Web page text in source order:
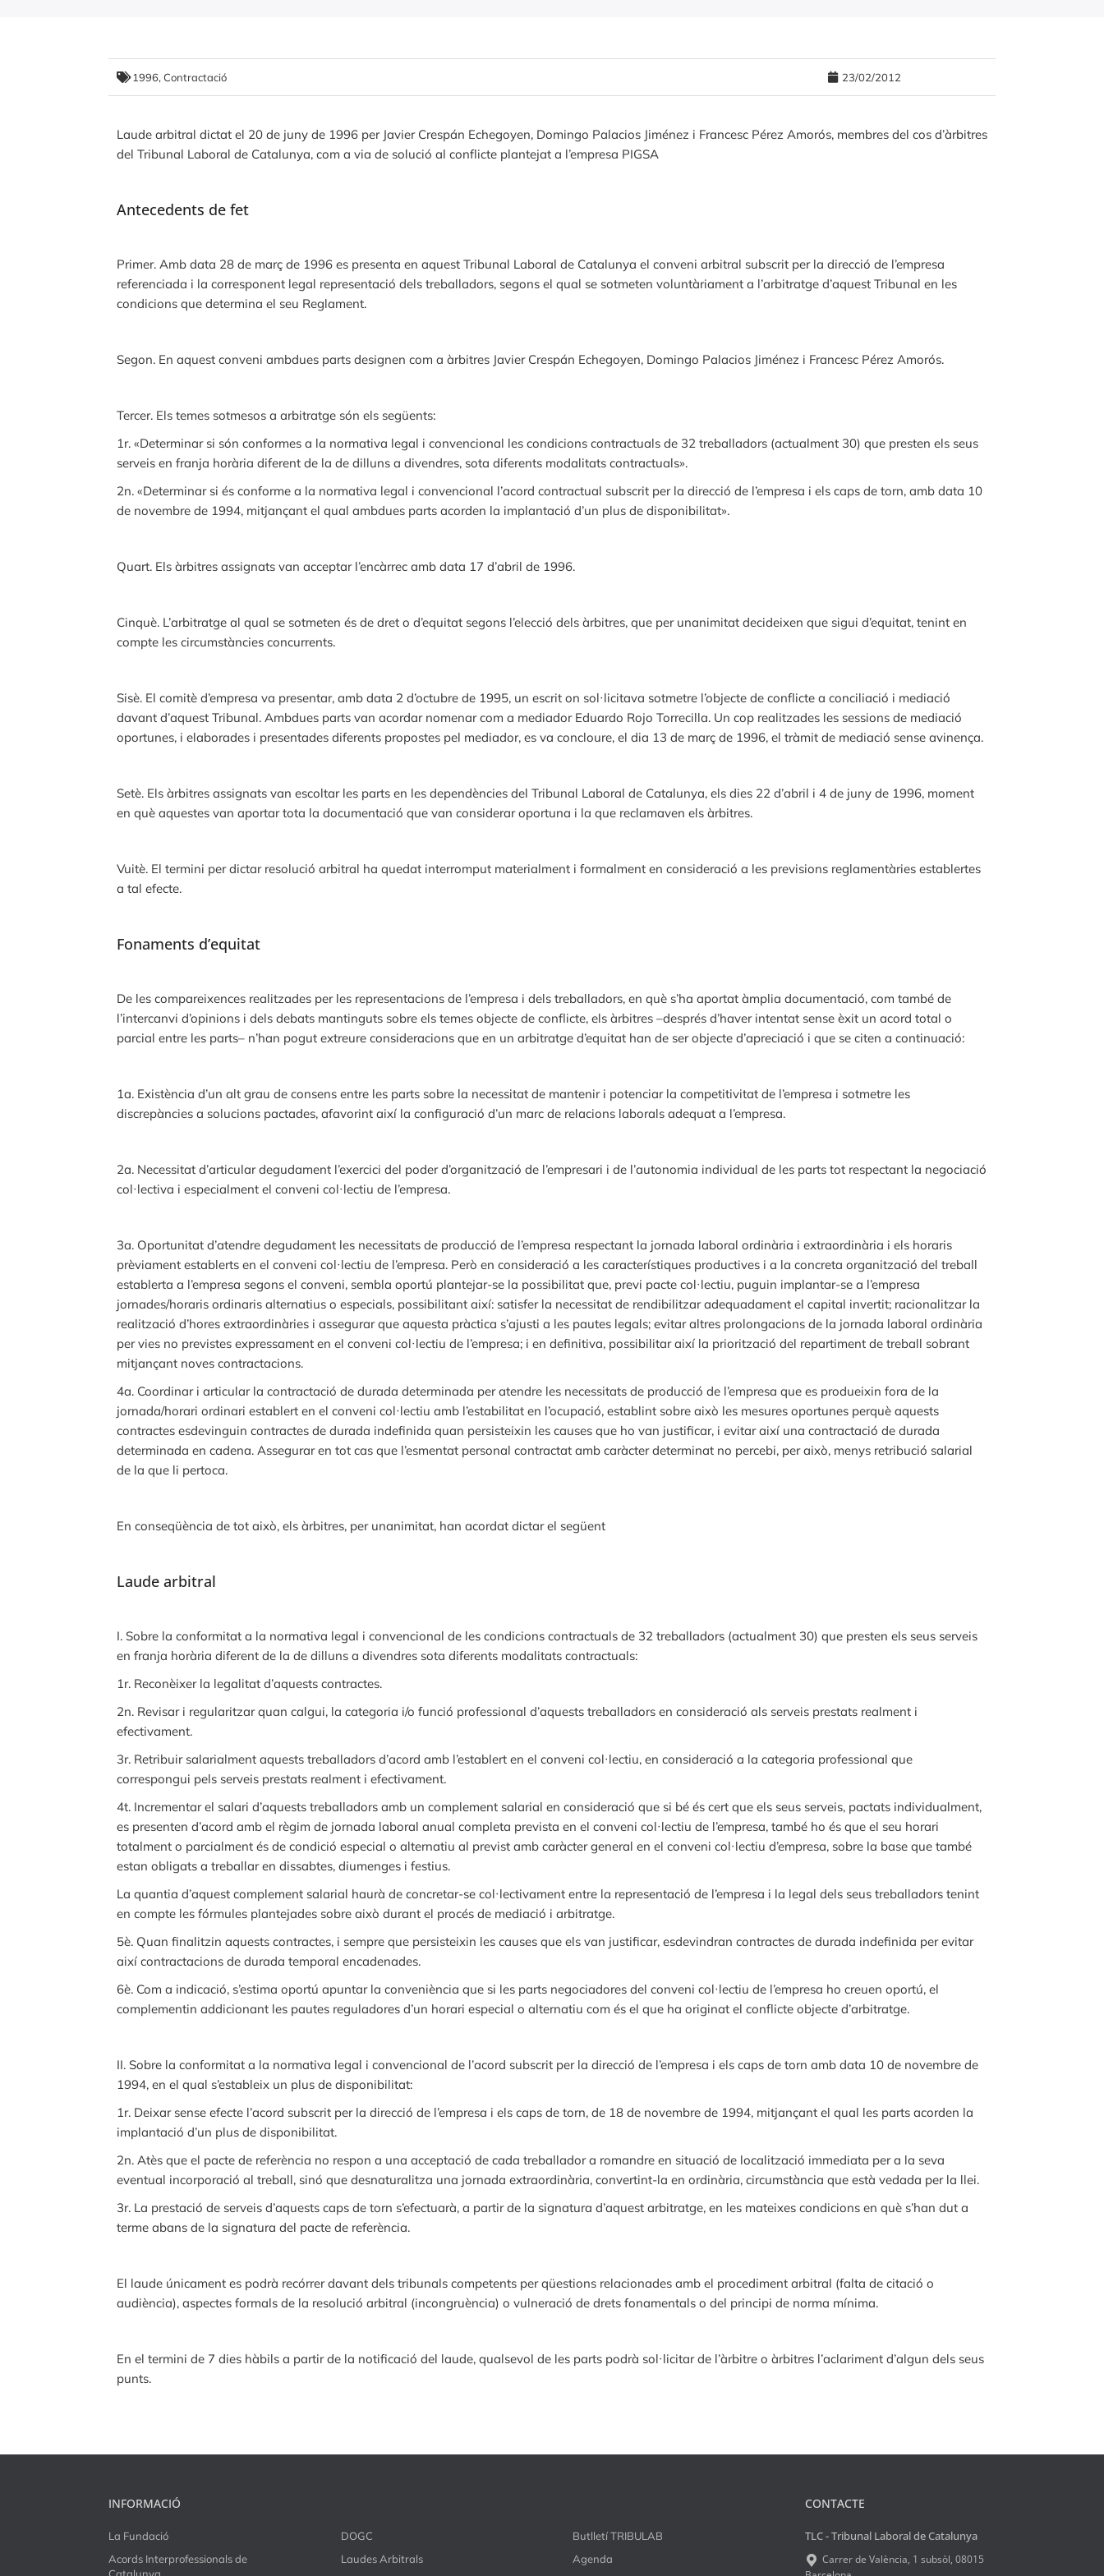
1996, Contractació 23/02/2012
Laude arbitral dictat el 20 de juny de 1996 per Javier Crespán Echegoyen, Domingo Palacios Jiménez i Francesc Pérez Amorós, membres del cos d’àrbitres
del Tribunal Laboral de Catalunya, com a via de solució al conflicte plantejat a l’empresa PIGSA
Antecedents de fet
Primer. Amb data 28 de març de 1996 es presenta en aquest Tribunal Laboral de Catalunya el conveni arbitral subscrit per la direcció de l’empresa
referenciada i la corresponent legal representació dels treballadors, segons el qual se sotmeten voluntàriament a l’arbitratge d’aquest Tribunal en les
condicions que determina el seu Reglament.
Segon. En aquest conveni ambdues parts designen com a àrbitres Javier Crespán Echegoyen, Domingo Palacios Jiménez i Francesc Pérez Amorós.
Tercer. Els temes sotmesos a arbitratge són els següents:
1r. «Determinar si són conformes a la normativa legal i convencional les condicions contractuals de 32 treballadors (actualment 30) que presten els seus
serveis en franja horària diferent de la de dilluns a divendres, sota diferents modalitats contractuals».
2n. «Determinar si és conforme a la normativa legal i convencional l’acord contractual subscrit per la direcció de l’empresa i els caps de torn, amb data 10
de novembre de 1994, mitjançant el qual ambdues parts acorden la implantació d’un plus de disponibilitat».
Quart. Els àrbitres assignats van acceptar l’encàrrec amb data 17 d’abril de 1996.
Cinquè. L’arbitratge al qual se sotmeten és de dret o d’equitat segons l’elecció dels àrbitres, que per unanimitat decideixen que sigui d’equitat, tenint en
compte les circumstàncies concurrents.
Sisè. El comitè d’empresa va presentar, amb data 2 d’octubre de 1995, un escrit on sol·licitava sotmetre l’objecte de conflicte a conciliació i mediació
davant d’aquest Tribunal. Ambdues parts van acordar nomenar com a mediador Eduardo Rojo Torrecilla. Un cop realitzades les sessions de mediació
oportunes, i elaborades i presentades diferents propostes pel mediador, es va concloure, el dia 13 de març de 1996, el tràmit de mediació sense avinença.
Setè. Els àrbitres assignats van escoltar les parts en les dependències del Tribunal Laboral de Catalunya, els dies 22 d’abril i 4 de juny de 1996, moment
en què aquestes van aportar tota la documentació que van considerar oportuna i la que reclamaven els àrbitres.
Vuitè. El termini per dictar resolució arbitral ha quedat interromput materialment i formalment en consideració a les previsions reglamentàries establertes
a tal efecte.
Fonaments d’equitat
De les compareixences realitzades per les representacions de l’empresa i dels treballadors, en què s’ha aportat àmplia documentació, com també de
l’intercanvi d’opinions i dels debats mantinguts sobre els temes objecte de conflicte, els àrbitres –després d’haver intentat sense èxit un acord total o
parcial entre les parts– n’han pogut extreure consideracions que en un arbitratge d’equitat han de ser objecte d’apreciació i que se citen a continuació:
1a. Existència d’un alt grau de consens entre les parts sobre la necessitat de mantenir i potenciar la competitivitat de l’empresa i sotmetre les
discrepàncies a solucions pactades, afavorint així la configuració d’un marc de relacions laborals adequat a l’empresa.
2a. Necessitat d’articular degudament l’exercici del poder d’organització de l’empresari i de l’autonomia individual de les parts tot respectant la negociació
col·lectiva i especialment el conveni col·lectiu de l’empresa.
3a. Oportunitat d’atendre degudament les necessitats de producció de l’empresa respectant la jornada laboral ordinària i extraordinària i els horaris
prèviament establerts en el conveni col·lectiu de l’empresa. Però en consideració a les característiques productives i a la concreta organització del treball
establerta a l’empresa segons el conveni, sembla oportú plantejar-se la possibilitat que, previ pacte col·lectiu, puguin implantar-se a l’empresa
jornades/horaris ordinaris alternatius o especials, possibilitant així: satisfer la necessitat de rendibilitzar adequadament el capital invertit; racionalitzar la
realització d’hores extraordinàries i assegurar que aquesta pràctica s’ajusti a les pautes legals; evitar altres prolongacions de la jornada laboral ordinària
per vies no previstes expressament en el conveni col·lectiu de l’empresa; i en definitiva, possibilitar així la priorització del repartiment de treball sobrant
mitjançant noves contractacions.
4a. Coordinar i articular la contractació de durada determinada per atendre les necessitats de producció de l’empresa que es produeixin fora de la
jornada/horari ordinari establert en el conveni col·lectiu amb l’estabilitat en l’ocupació, establint sobre això les mesures oportunes perquè aquests
contractes esdevinguin contractes de durada indefinida quan persisteixin les causes que ho van justificar, i evitar així una contractació de durada
determinada en cadena. Assegurar en tot cas que l’esmentat personal contractat amb caràcter determinat no percebi, per això, menys retribució salarial
de la que li pertoca.
En conseqüència de tot això, els àrbitres, per unanimitat, han acordat dictar el següent
Laude arbitral
I. Sobre la conformitat a la normativa legal i convencional de les condicions contractuals de 32 treballadors (actualment 30) que presten els seus serveis
en franja horària diferent de la de dilluns a divendres sota diferents modalitats contractuals:
1r. Reconèixer la legalitat d’aquests contractes.
2n. Revisar i regularitzar quan calgui, la categoria i/o funció professional d’aquests treballadors en consideració als serveis prestats realment i
efectivament.
3r. Retribuir salarialment aquests treballadors d’acord amb l’establert en el conveni col·lectiu, en consideració a la categoria professional que
correspongui pels serveis prestats realment i efectivament.
4t. Incrementar el salari d’aquests treballadors amb un complement salarial en consideració que si bé és cert que els seus serveis, pactats individualment,
es presenten d’acord amb el règim de jornada laboral anual completa prevista en el conveni col·lectiu de l’empresa, també ho és que el seu horari
totalment o parcialment és de condició especial o alternatiu al previst amb caràcter general en el conveni col·lectiu d’empresa, sobre la base que també
estan obligats a treballar en dissabtes, diumenges i festius.
La quantia d’aquest complement salarial haurà de concretar-se col·lectivament entre la representació de l’empresa i la legal dels seus treballadors tenint
en compte les fórmules plantejades sobre això durant el procés de mediació i arbitratge.
5è. Quan finalitzin aquests contractes, i sempre que persisteixin les causes que els van justificar, esdevindran contractes de durada indefinida per evitar
així contractacions de durada temporal encadenades.
6è. Com a indicació, s’estima oportú apuntar la conveniència que si les parts negociadores del conveni col·lectiu de l’empresa ho creuen oportú, el
complementin addicionant les pautes reguladores d’un horari especial o alternatiu com és el que ha originat el conflicte objecte d’arbitratge.
II. Sobre la conformitat a la normativa legal i convencional de l’acord subscrit per la direcció de l’empresa i els caps de torn amb data 10 de novembre de
1994, en el qual s’estableix un plus de disponibilitat:
1r. Deixar sense efecte l’acord subscrit per la direcció de l’empresa i els caps de torn, de 18 de novembre de 1994, mitjançant el qual les parts acorden la
implantació d’un plus de disponibilitat.
2n. Atès que el pacte de referència no respon a una acceptació de cada treballador a romandre en situació de localització immediata per a la seva
eventual incorporació al treball, sinó que desnaturalitza una jornada extraordinària, convertint-la en ordinària, circumstància que està vedada per la llei.
3r. La prestació de serveis d’aquests caps de torn s’efectuarà, a partir de la signatura d’aquest arbitratge, en les mateixes condicions en què s’han dut a
terme abans de la signatura del pacte de referència.
El laude únicament es podrà recórrer davant dels tribunals competents per qüestions relacionades amb el procediment arbitral (falta de citació o
audiència), aspectes formals de la resolució arbitral (incongruència) o vulneració de drets fonamentals o del principi de norma mínima.
En el termini de 7 dies hàbils a partir de la notificació del laude, qualsevol de les parts podrà sol·licitar de l’àrbitre o àrbitres l’aclariment d’algun dels seus
punts.
INFORMACIÓ
La Fundació
Acords Interprofessionals de
DOGC
Laudes Arbitrals
Butlletí TRIBULAB
Agenda
CONTACTE
TLC - Tribunal Laboral de Catalunya
Carrer de València, 1 subsòl, 08015